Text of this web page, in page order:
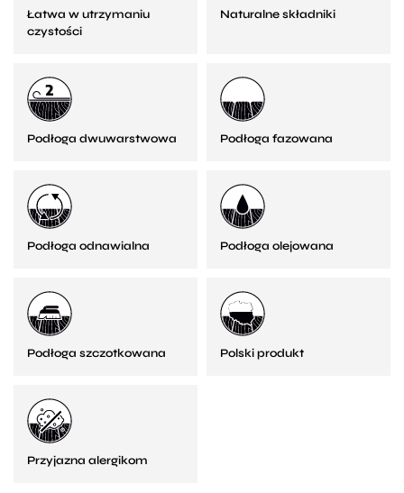
Łatwa w utrzymaniu
czystości
Naturalne składniki
Podłoga dwuwarstwowa Podłoga fazowana
Podłoga odnawialna Podłoga olejowana
Podłoga szczotkowana Polski produkt
Przyjazna alergikom